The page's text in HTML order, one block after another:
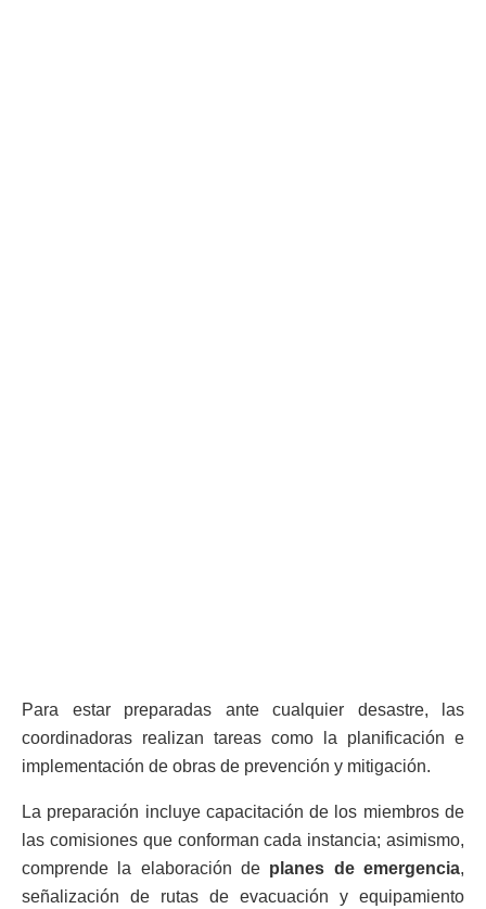
Para estar preparadas ante cualquier desastre, las
coordinadoras realizan tareas como la planificación e
implementación de obras de prevención y mitigación.
La preparación incluye capacitación de los miembros de
las comisiones que conforman cada instancia; asimismo,
comprende la elaboración de planes de emergencia,
señalización de rutas de evacuación y equipamiento